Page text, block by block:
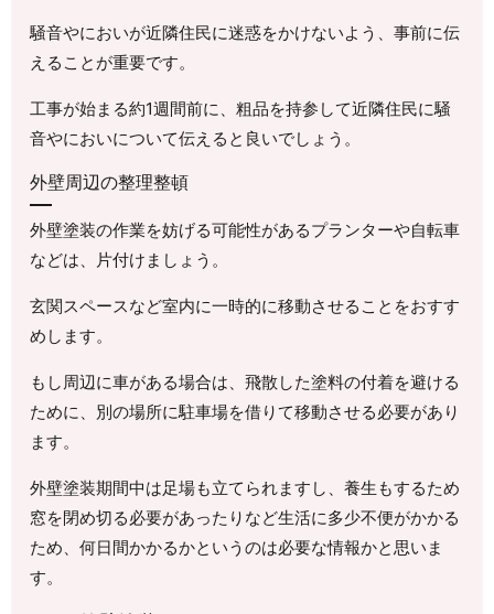
騒音やにおいが近隣住民に迷惑をかけないよう、事前に伝
えることが重要です。
工事が始まる約1週間前に、粗品を持参して近隣住民に騒
音やにおいについて伝えると良いでしょう。
外壁周辺の整理整頓
外壁塗装の作業を妨げる可能性があるプランターや自転車
などは、片付けましょう。
玄関スペースなど室内に一時的に移動させることをおすす
めします。
もし周辺に車がある場合は、飛散した塗料の付着を避ける
ために、別の場所に駐車場を借りて移動させる必要があり
ます。
外壁塗装期間中は足場も立てられますし、養生もするため
窓を閉め切る必要があったりなど生活に多少不便がかかる
ため、何日間かかるかというのは必要な情報かと思いま
す。